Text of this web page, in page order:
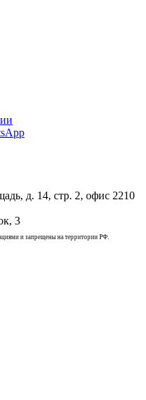
д. 14, стр. 2, офис 2210
3
и запрещены на территории РФ.